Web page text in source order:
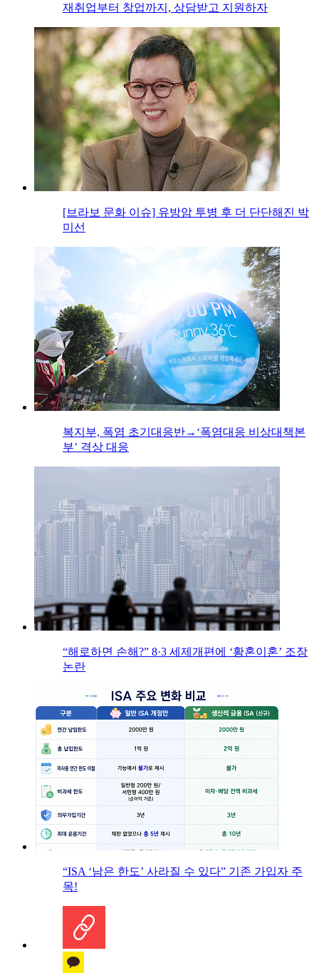
재취업부터 창업까지, 상담받고 지원하자
[브라보 문화 이슈] 유방암 투병 후 더 단단해진 박
미선
복지부, 폭염 초기대응반→‘폭염대응 비상대책본
부’ 격상 대응
“해로하면 손해?” 8·3 세제개편에 ‘황혼이혼’ 조장
논란
“ISA ‘남은 한도’ 사라질 수 있다” 기존 가입자 주
목!